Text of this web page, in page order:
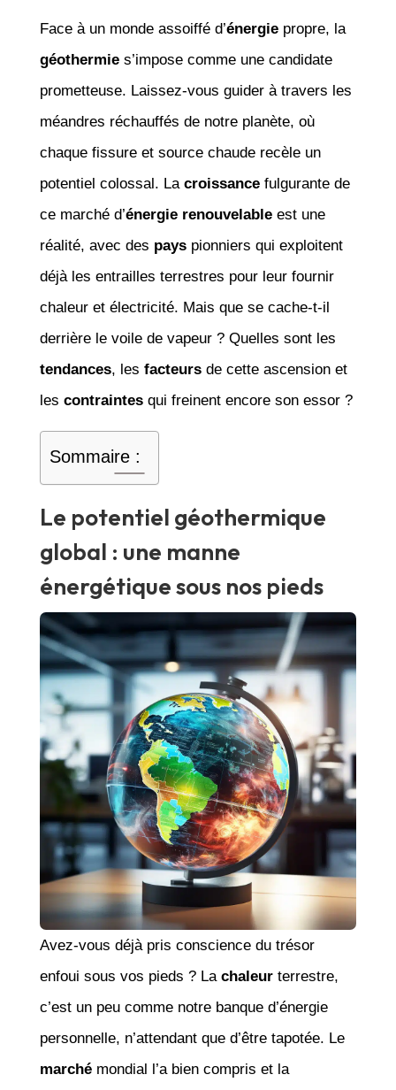
Face à un monde assoiffé d’énergiepropre, la
géothermies’impose comme une candidate
prometteuse. Laissez-vous guider à travers les
méandres réchauffés de notre planète, où
chaque fissure et source chaude recèle un
potentiel colossal. La croissancefulgurante de
ce marché d’énergie renouvelableest une
réalité, avec des payspionniers qui exploitent
déjà les entrailles terrestres pour leur fournir
chaleur et électricité. Mais que se cache-t-il
derrière le voile de vapeur ? Quelles sont les
tendances, les facteursde cette ascension et
les contraintesqui freinent encore son essor ?
Sommaire :
Le potentiel géothermique
global : une manne
énergétique sous nos pieds
Avez-vous déjà pris conscience du trésor
enfoui sous vos pieds ? La chaleurterrestre,
c’est un peu comme notre banque d’énergie
personnelle, n’attendant que d’être tapotée. Le
marchémondial l’a bien compris et la